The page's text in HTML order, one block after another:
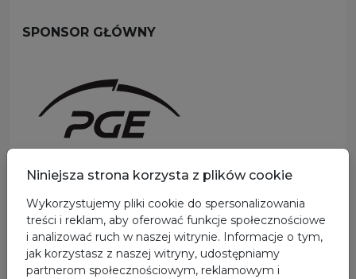
SPONSOR GŁÓWNY
PARTNER
Niniejsza strona korzysta z plików cookie
Wykorzystujemy pliki cookie do spersonalizowania
treści i reklam, aby oferować funkcje społecznościowe
i analizować ruch w naszej witrynie. Informacje o tym,
jak korzystasz z naszej witryny, udostępniamy
partnerom społecznościowym, reklamowym i